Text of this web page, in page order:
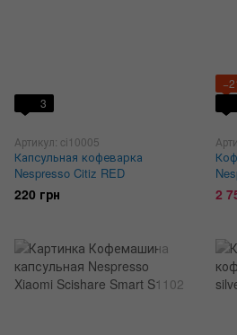
3
Артикул: ci10005
Капсульная кофеварка
Nespresso Citiz RED
220 грн 2